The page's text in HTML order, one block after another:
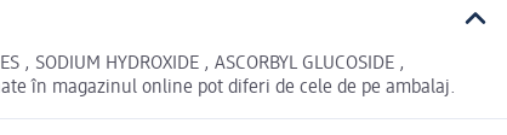
, SODIUM HYDROXIDE , ASCORBYL GLUCOSIDE ,
în magazinul online pot diferi de cele de pe ambalaj.